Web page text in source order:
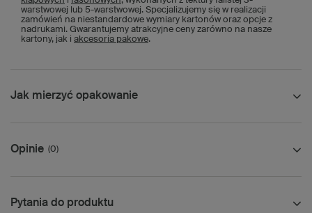
warstwowej lub 5-warstwowej. Specjalizujemy się w realizacji
zamówień na niestandardowe wymiary kartonów oraz opcje z
nadrukami. Gwarantujemy atrakcyjne ceny zarówno na nasze
kartony, jak i akcesoria pakowe.
Jak mierzyć opakowanie
Opinie (0)
Pytania do produktu